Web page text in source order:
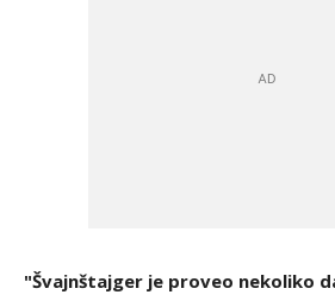
"Švajnštajger je proveo nekoliko